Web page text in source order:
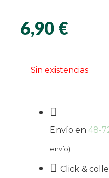
6,90€
Sin existencias
Envío en48-
envío).
Click &